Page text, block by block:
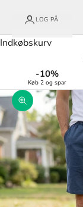
LOG PÅ
Indkøbskurv
-10%
Køb 2 og spar
Zoom